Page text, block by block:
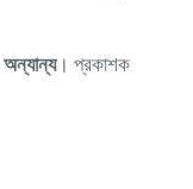
অন্যান্য। প্রকাশক